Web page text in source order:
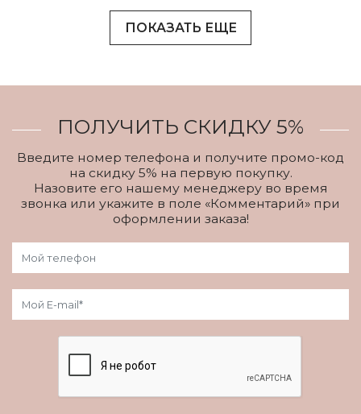
ПОКАЗАТЬ ЕЩЕ
ПОЛУЧИТЬ СКИДКУ 5%
Введите номер телефона и получите промо-код
на скидку 5% на первую покупку.
Назовите его нашему менеджеру во время
звонка или укажите в поле «Комментарий» при
оформлении заказа!